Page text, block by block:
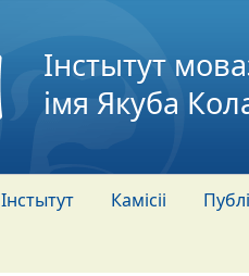
Інстытут
імя Якуба
Інстытут Камісіі